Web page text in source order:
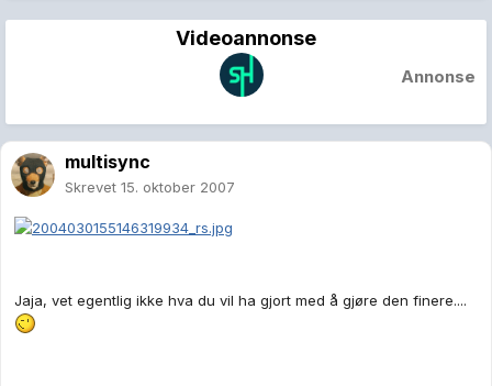
Videoannonse
Annonse
multisync
Skrevet 15. oktober 2007
Jaja, vet egentlig ikke hva du vil ha gjort med å gjøre den finere....